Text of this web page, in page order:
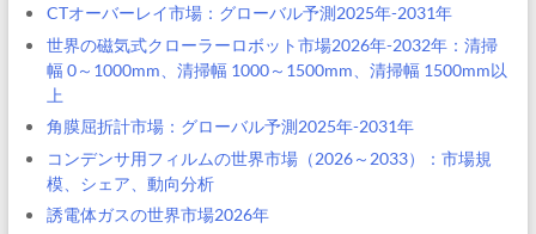
CTオーバーレイ市場：グローバル予測2025年-2031年
世界の磁気式クローラーロボット市場2026年-2032年：清掃
幅 0～1000mm、清掃幅 1000～1500mm、清掃幅 1500mm以
上
角膜屈折計市場：グローバル予測2025年-2031年
コンデンサ用フィルムの世界市場（2026～2033）：市場規
模、シェア、動向分析
誘電体ガスの世界市場2026年